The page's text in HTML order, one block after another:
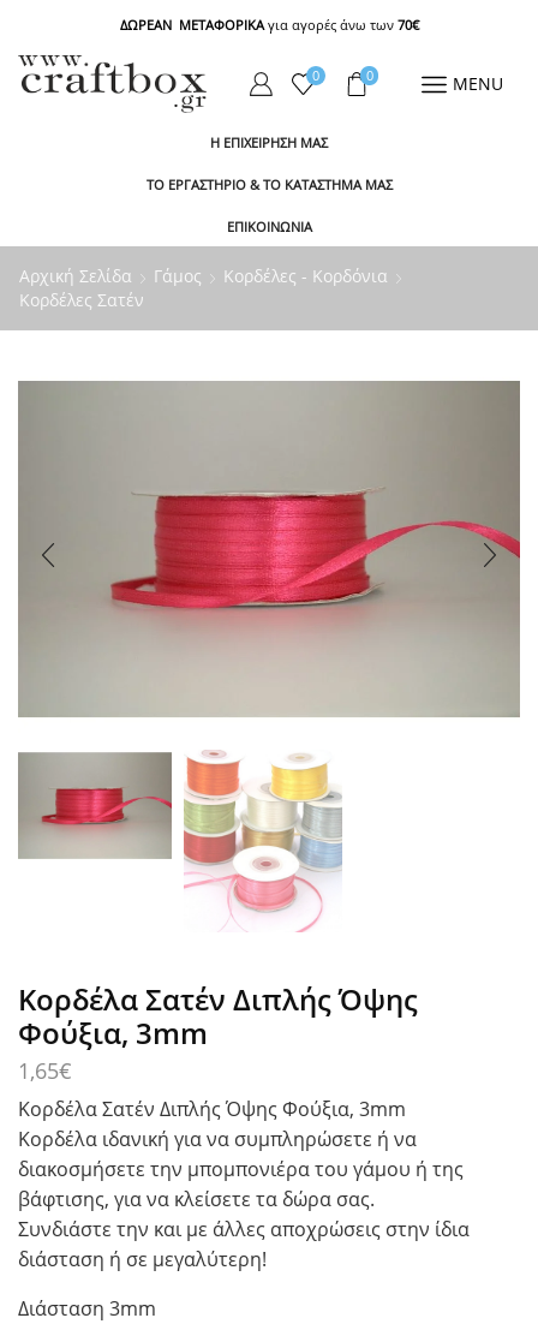
ΔΩΡΕΑΝ ΜΕΤΑΦΟΡΙΚΑγια αγορές άνω των 70€
0 0 MENU
Η ΕΠΙΧΕΙΡΗΣΗ ΜΑΣ
ΤΟ ΕΡΓΑΣΤΗΡΙΟ & ΤΟ ΚΑΤΑΣΤΗΜΑ ΜΑΣ
ΕΠΙΚΟΙΝΩΝΙΑ
Αρχική Σελίδα Γάμος
Κορδέλες - Κορδόνια
Κορδέλες Σατέν
Κορδέλα Σατέν Διπλής Όψης
Φούξια, 3mm
1,65€
Κορδέλα Σατέν Διπλής Όψης Φούξια, 3mm
Κορδέλα ιδανική για να συμπληρώσετε ή να
διακοσμήσετε την μπομπονιέρα του γάμου ή της
βάφτισης, για να κλείσετε τα δώρα σας.
Συνδιάστε την και με άλλες αποχρώσεις στην ίδια
διάσταση ή σε μεγαλύτερη!
Διάσταση 3mm